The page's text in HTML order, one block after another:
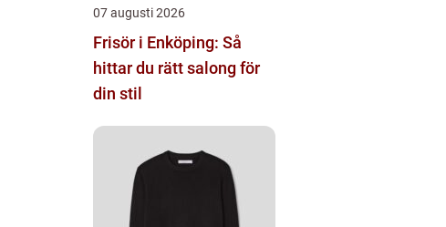
07 augusti 2026
Frisör i Enköping: Så
hittar du rätt salong för
din stil